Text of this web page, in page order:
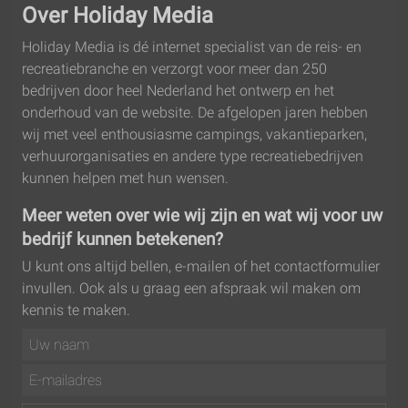
Over Holiday Media
Holiday Media is dé internet specialist van de reis- en
recreatie­branche en verzorgt voor meer dan 250
bedrijven door heel Nederland het ontwerp en het
onderhoud van de website. De afgelopen jaren hebben
wij met veel enthousiasme campings, vakantieparken,
verhuur­organisaties en andere type recreatie­bedrijven
kunnen helpen met hun wensen.
Meer weten over wie wij zijn en wat wij voor uw
bedrijf kunnen betekenen?
U kunt ons altijd bellen, e-mailen of het contactformulier
invullen. Ook als u graag een afspraak wil maken om
kennis te maken.